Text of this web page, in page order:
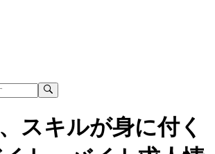
スキルが身に付く